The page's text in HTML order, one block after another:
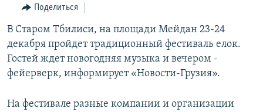
навигации
Вернутся
поиску
ВЕСЬ КАВКАЗ
СЕВЕРНЫЙ КАВКАЗ
АРМЕНИЯ
АЗЕРБАЙДЖАН
ТЕМЫ
ПОЛИТИКА
ЭКОНОМИКА
РУБРИКИ
НЕКРУГЛЫЙ СТОЛ
МУЛЬТИМЕДИА
Поделиться
В Старом Тбилиси, на площади Мейдан 23-24
декабря пройдет традиционный фестиваль елок.
Гостей ждет новогодняя музыка и вечером -
фейерверк, информирует «Новости-Грузия».
На фестивале разные компании и организации